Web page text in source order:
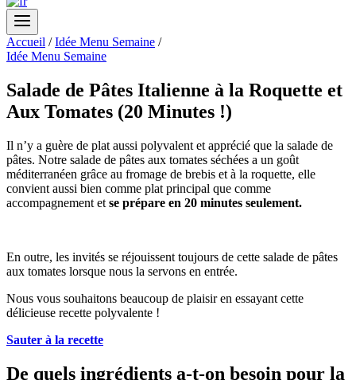
Accueil / Idée Menu Semaine /
Idée Menu Semaine
Salade de Pâtes Italienne à la Roquette et
Aux Tomates (20 Minutes !)
Il n’y a guère de plat aussi polyvalent et apprécié que la salade de
pâtes. Notre salade de pâtes aux tomates séchées a un goût
méditerranéen grâce au fromage de brebis et à la roquette, elle
convient aussi bien comme plat principal que comme
accompagnement et se prépare en 20 minutes seulement.
En outre, les invités se réjouissent toujours de cette salade de pâtes
aux tomates lorsque nous la servons en entrée.
Nous vous souhaitons beaucoup de plaisir en essayant cette
délicieuse recette polyvalente !
Sauter à la recette
De quels ingrédients a-t-on besoin pour la